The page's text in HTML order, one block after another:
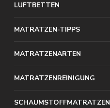
LUFTBETTEN
MATRATZEN-TIPPS
MATRATZENARTEN
MATRATZENREINIGUNG
SCHAUMSTOFFMATRATZEN